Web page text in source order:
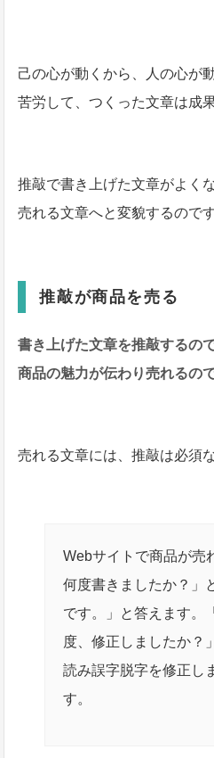
己の心が動くから、人の心が
苦労して、つくった文章は成
推敲で書き上げた文章がよくな
売れる文章へと変貌するのです
推敲が商品を売る
書き上げた文章を推敲するので
商品の魅力が伝わり売れるので
売れる文章には、推敲は必須
Webサイトで商品が売
何度書きましたか？」
です。」と答えます。
度、修正しましたか？
読み誤字脱字を修正し
す。